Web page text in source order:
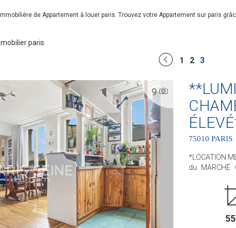
de Appartement à louer paris. Trouvez votre Appartement sur paris
paris
1 2 3
9
75010 PARIS
*LOCATION
du MARCHÉ
tenu. L'appartement est agrémenté de 7 fenêtres et offre de
compose
séjour avec
bains et d'un